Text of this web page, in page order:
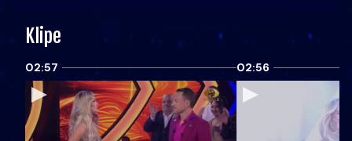
Klipe
02:57 02:56